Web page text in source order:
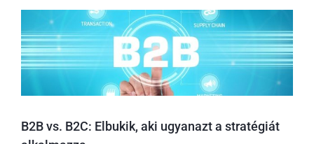
B2B vs. B2C: Elbukik, aki ugyanazt a stratégiát